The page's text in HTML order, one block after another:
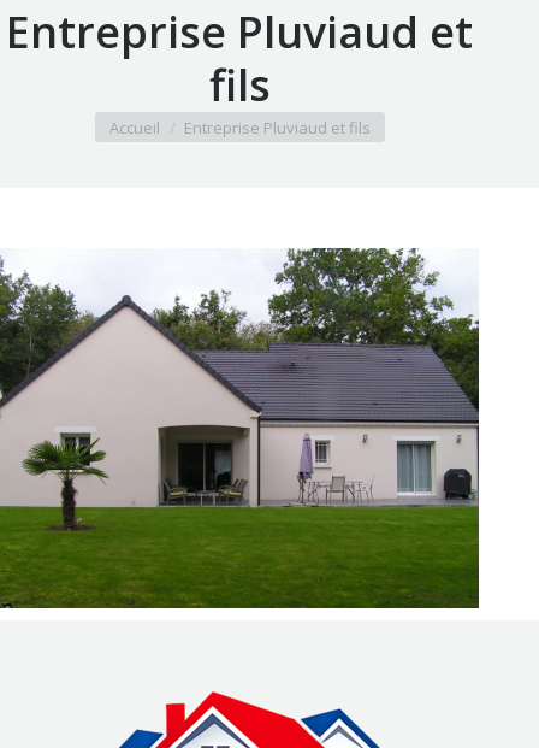
Entreprise Pluviaud et
fils
Vous êtes ici :
Accueil Entreprise Pluviaud et fils